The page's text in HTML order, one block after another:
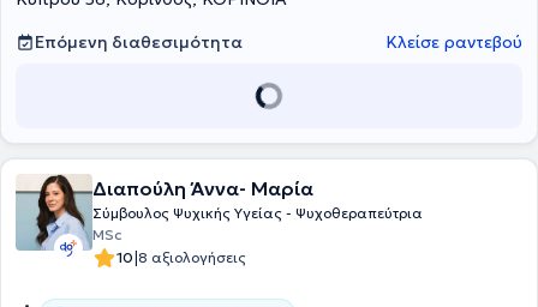
Επόμενη διαθεσιμότητα
Κλείσε ραντεβού
Διαπούλη Άννα- Μαρία
Σύμβουλος Ψυχικής Υγείας - Ψυχοθεραπεύτρια
MSc
10|8 αξιολογήσεις